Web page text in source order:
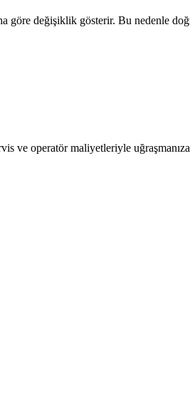
göre değişiklik gösterir. Bu nedenle
ve operatör maliyetleriyle